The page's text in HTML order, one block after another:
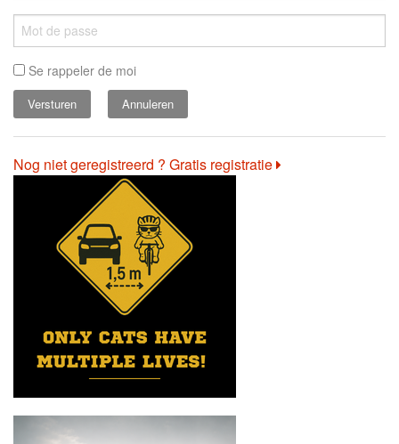
Se rappeler de moi
Annuleren
Nog niet geregistreerd ? Gratis registratie